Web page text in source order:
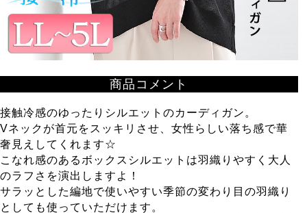
商品コメント
接触冷感のゆったりシルエットのカーディガン。
Vネックが首元をスッキリさせ、女性らしい落ち感で華
奢見えしてくれます☆
こなれ感のあるボックスシルエットは羽織りやすく大人
のラフさを演出しますよ！
サラッとした編地で使いやすい季節の変わり目の羽織り
としても使っていただけます。